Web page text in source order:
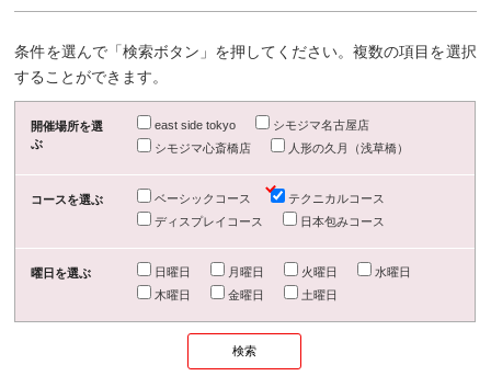
条件を選んで「検索ボタン」を押してください。複数の項目を選択
することができます。
開催場所を選
ぶ
east side tokyo
シモジマ名古屋店
シモジマ心斎橋店
人形の久月（浅草橋）
コースを選ぶ ベーシックコース
テクニカルコース
ディスプレイコース
日本包みコース
曜日を選ぶ 日曜日 月曜日 火曜日
水曜日
木曜日
金曜日 土曜日